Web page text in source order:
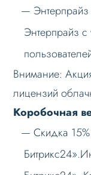
Энтерпрайз с
Внимание:
лицензий
Коробочная
Скидка